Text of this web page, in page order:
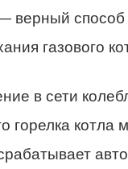
верный способ
газового
в сети
горелка котла